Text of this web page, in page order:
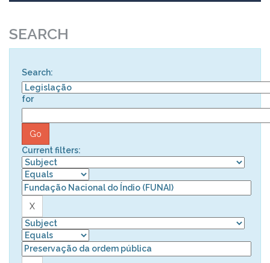
SEARCH
Search:
for
Current filters: